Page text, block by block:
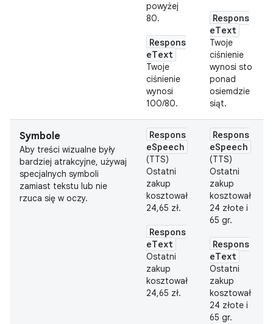
powyżej
80.
Respons
eText
Twoje
ciśnienie
wynosi
100/80.
Respons
eText
Twoje
ciśnienie
wynosi sto
ponad
osiemdzie
siąt.
Symbole
Aby treści wizualne były
bardziej atrakcyjne, używaj
specjalnych symboli
zamiast tekstu lub nie
rzuca się w oczy.
Respons
eSpeech
(TTS)
Ostatni
zakup
kosztował
24,65 zł.
Respons
eText
Ostatni
zakup
kosztował
24,65 zł.
Respons
eSpeech
(TTS)
Ostatni
zakup
kosztował
24 złote i
65 gr.
Respons
eText
Ostatni
zakup
kosztował
24 złote i
65 gr.